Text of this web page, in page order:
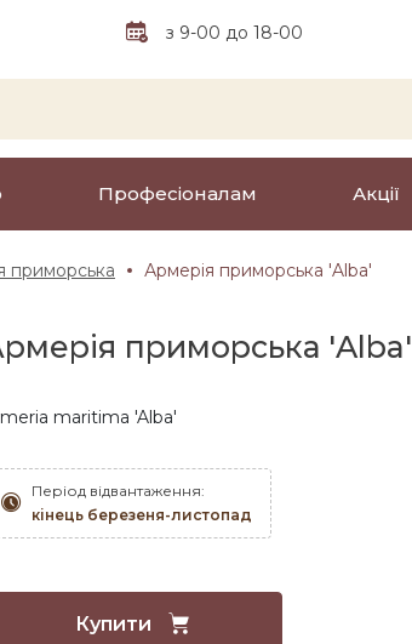
з 9-00 до 18-00
Професіоналам Акції
приморська Армерія приморська 'Alba'
приморська 'Alba'
maritima 'Alba'
Період відвантаження:
кінець березеня-листопад
Купити